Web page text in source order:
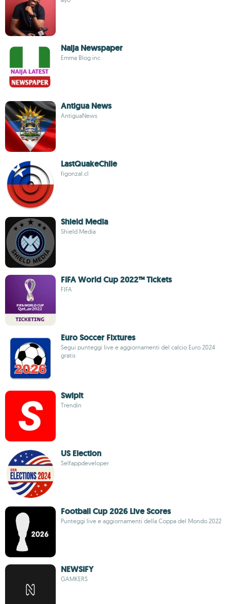
Naija Newspaper
Emma Blog inc
Antigua News
AntiguaNews
LastQuakeChile
figonzal.cl
Shield Media
Shield Media
FIFA World Cup 2022™ Tickets
FIFA
Euro Soccer Fixtures
Segui punteggi live e aggiornamenti del calcio Euro 2024
gratis
Swipit
Trendin
US Election
Selfappdeveloper
Football Cup 2026 Live Scores
Punteggi live e aggiornamenti della Coppa del Mondo 2022
NEWSIFY
GAMKERS